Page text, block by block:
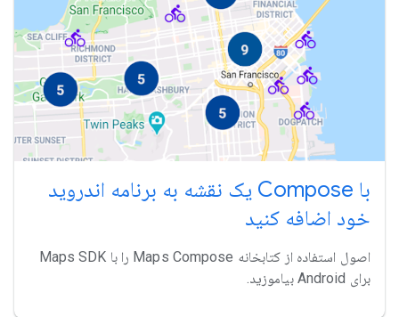
با Compose یک نقشه به برنامه اندروید
خود اضافه کنید
اصول استفاده از کتابخانه Maps Compose را با Maps SDK
برای Android بیاموزید.